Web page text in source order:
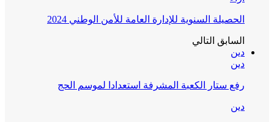
الحصيلة السنوية للإدارة العامة للأمن الوطني 2024
السابق التالي
دين
دين
رفع ستار الكعبة المشرفة استعدادا لموسم الحج
دين